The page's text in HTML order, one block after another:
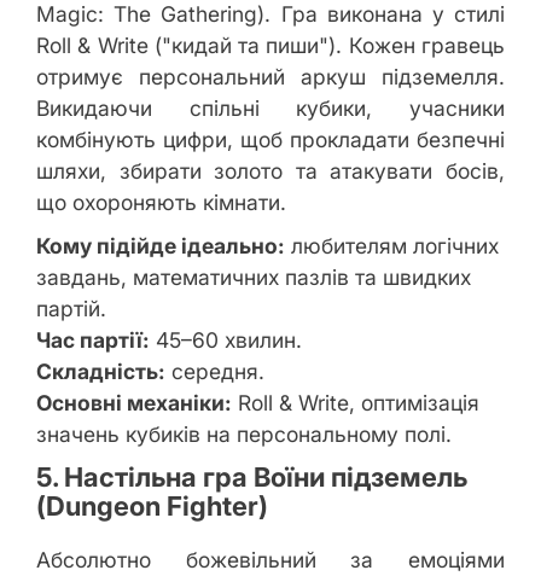
Magic: The Gathering). Гра виконана у стилі
Roll & Write ("кидай та пиши"). Кожен гравець
отримує персональний аркуш підземелля.
Викидаючи спільні кубики, учасники
комбінують цифри, щоб прокладати безпечні
шляхи, збирати золото та атакувати босів,
що охороняють кімнати.
Кому підійде ідеально: любителям логічних
завдань, математичних пазлів та швидких
партій.
Час партії: 45–60 хвилин.
Складність: середня.
Основні механіки: Roll & Write, оптимізація
значень кубиків на персональному полі.
5. Настільна гра Воїни підземель
(Dungeon Fighter)
Абсолютно божевільний за емоціями